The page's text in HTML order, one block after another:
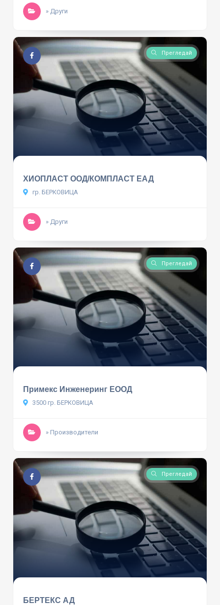
» Други
Прегледай
ХИОПЛАСТ ООД/КОМПЛАСТ ЕАД
гр. БЕРКОВИЦА
» Други
Прегледай
Примекс Инженеринг ЕООД
3500 гр. БЕРКОВИЦА
» Производители
Прегледай
БЕРТЕКС АД